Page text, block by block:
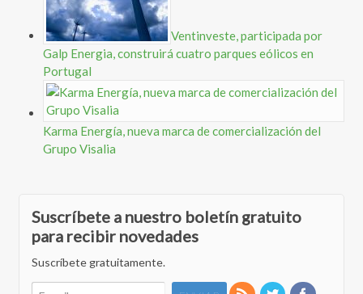
Ventinveste, participada por
Galp Energia, construirá cuatro parques eólicos en
Portugal
Karma Energía, nueva marca de comercialización del
Grupo Visalia
Suscríbete a nuestro boletín gratuito
para recibir novedades
Suscríbete gratuitamente.